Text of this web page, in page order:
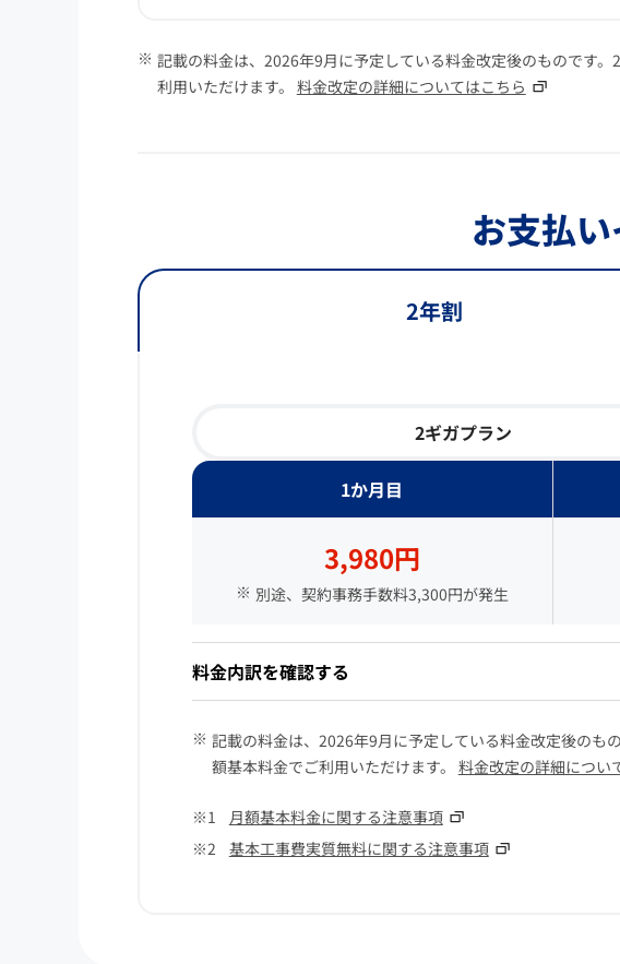
記載の料金は、2026年9月に予定している料金改定後のものです
利用いただけます。 料金改定の詳細についてはこちら
お支払
2年割
2ギガプラン
2年割2ギガプランお支払いイメージ表です。確認ボタ
1か月目
3,980円
別途、契約事務手数料3,300円が発生
料金内訳を確認する
記載の料金は、2026年9月に予定している料金改定後のも
額基本料金でご利用いただけます。 料金改定の詳細につい
月額基本料金に関する注意事項
基本工事費実質無料に関する注意事項